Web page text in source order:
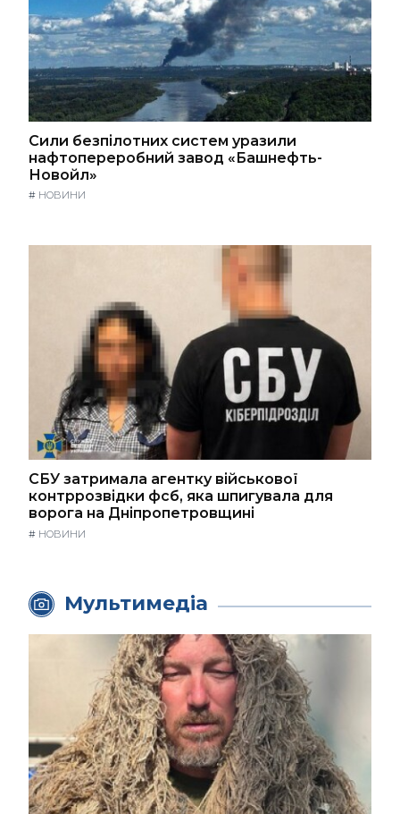
Сили безпілотних систем уразили
нафтопереробний завод «Башнефть-
Новойл»
# НОВИНИ
СБУ затримала агентку військової
контррозвідки фсб, яка шпигувала для
ворога на Дніпропетровщині
# НОВИНИ
Мультимедіа